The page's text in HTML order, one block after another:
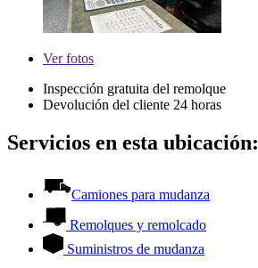
Verfotos
Inspección gratuita del remolque
Devolución del cliente 24 horas
Servicios en esta ubicación:
Camiones para mudanza
Remolques y remolcado
Suministros de mudanza